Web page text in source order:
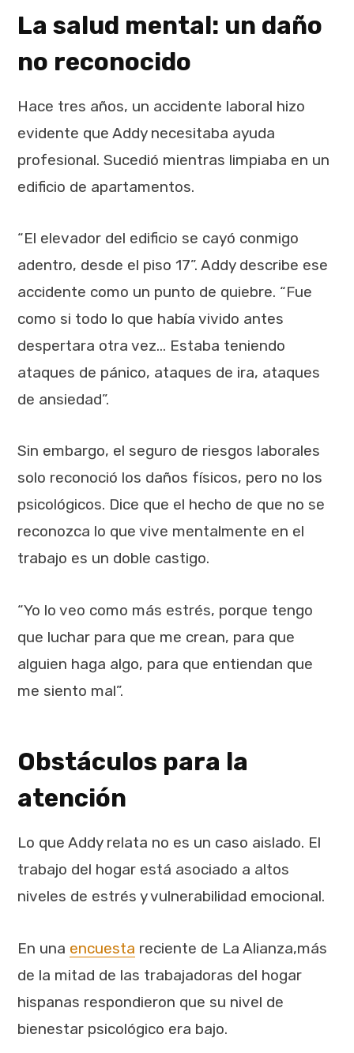
La salud mental: un daño
no reconocido
Hace tres años, un accidente laboral hizo
evidente que Addy necesitaba ayuda
profesional. Sucedió mientras limpiaba en un
edificio de apartamentos.
“El elevador del edificio se cayó conmigo
adentro, desde el piso 17”. Addy describe ese
accidente como un punto de quiebre. “Fue
como si todo lo que había vivido antes
despertara otra vez… Estaba teniendo
ataques de pánico, ataques de ira, ataques
de ansiedad”.
Sin embargo, el seguro de riesgos laborales
solo reconoció los daños físicos, pero no los
psicológicos. Dice que el hecho de que no se
reconozca lo que vive mentalmente en el
trabajo es un doble castigo.
“Yo lo veo como más estrés, porque tengo
que luchar para que me crean, para que
alguien haga algo, para que entiendan que
me siento mal”.
Obstáculos para la
atención
Lo que Addy relata no es un caso aislado. El
trabajo del hogar está asociado a altos
niveles de estrés y vulnerabilidad emocional.
En una encuesta reciente de La Alianza,más
de la mitad de las trabajadoras del hogar
hispanas respondieron que su nivel de
bienestar psicológico era bajo.